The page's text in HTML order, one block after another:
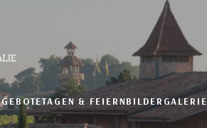
TAGEN & FEIERNBILDERGALERIE